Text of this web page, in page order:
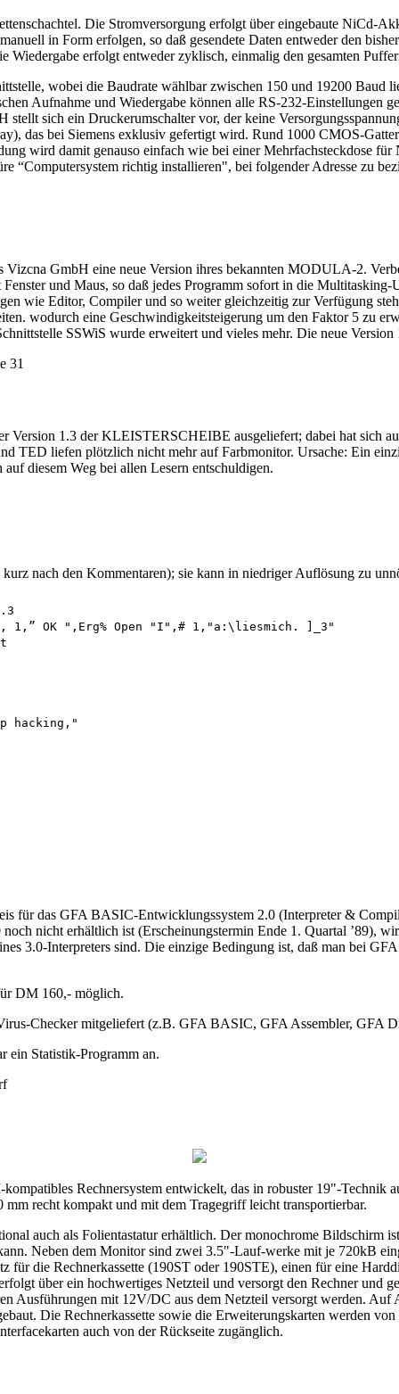
Die Stromversorgung erfolgt über eingebaute NiCd-
in Form erfolgen, so daß gesendete Daten entweder den
erfolgt entweder zyklisch, einmalig den gesamten
wobei die Baudrate wählbar zwischen 150 und 19200 Baud
Aufnahme und Wiedergabe können alle RS-232-Einstellungen
stellt sich ein Druckerumschalter vor, der keine
das bei Siemens exklusiv gefertigt wird. Rund 1000 CMOS-
wird damit genauso einfach wie bei einer Mehrfachsteckdose
“Computersystem richtig installieren", bei folgender Adresse zu
Vizcna GmbH eine neue Version ihres bekannten MODULA-2.
und Maus, so daß jedes Programm sofort in die Multitasking-
wie Editor, Compiler und so weiter gleichzeitig zur Verfügung
wodurch eine Geschwindigkeitsteigerung um den Faktor 5 zu
SSWiS wurde erweitert und vieles mehr. Die neue
31
1.3 der KLEISTERSCHEIBE ausgeliefert; dabei hat sich
TED liefen plötzlich nicht mehr auf Farbmonitor. Ursache: Ein
diesem Weg bei allen Lesern entschuldigen.
nach den Kommentaren); sie kann in niedriger Auflösung zu
1,” OK ",Erg% Open "I",# 1,"a:\liesmich. ]_3"
hacking,"
für das GFA BASIC-Entwicklungssystem 2.0 (Interpreter &
nicht erhältlich ist (Erscheinungstermin Ende 1. Quartal ’89),
3.0-Interpreters sind. Die einzige Bedingung ist, daß man bei
DM 160,- möglich.
Checker mitgeliefert (z.B. GFA BASIC, GFA Assembler, GFA
ein Statistik-Programm an.
Rechnersystem entwickelt, das in robuster 19"-Technik
recht kompakt und mit dem Tragegriff leicht transportierbar.
auch als Folientastatur erhältlich. Der monochrome
Neben dem Monitor sind zwei 3.5"-Lauf-werke mit je 720kB
die Rechnerkassette (190ST oder 190STE), einen für eine
über ein hochwertiges Netzteil und versorgt den Rechner und
Ausführungen mit 12V/DC aus dem Netzteil versorgt werden. Auf
Die Rechnerkassette sowie die Erweiterungskarten werden
auch von der Rückseite zugänglich.